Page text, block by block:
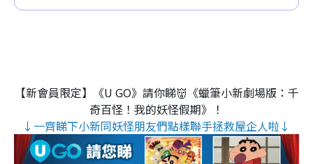
【新會員限定】《U GO》請你睇👹《蠟筆小新劇場版：千
奇百怪！我的妖怪假期》！
↓一齊睇下小新同妖怪朋友們點樣聯手拯救屋企人啦↓